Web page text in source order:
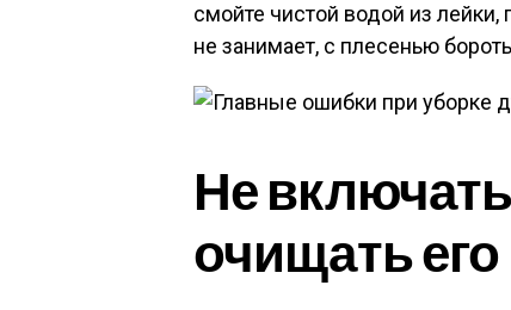
смойте чистой водой из
не занимает, с плесенью
Не
очищать его